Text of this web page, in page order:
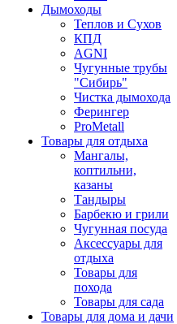
Дымоходы
Теплов и Сухов
КПД
AGNI
Чугунные трубы
"Сибирь"
Чистка дымохода
Ферингер
ProMetall
Товары для отдыха
Мангалы,
коптильни,
казаны
Тандыры
Барбекю и грили
Чугунная посуда
Аксессуары для
отдыха
Товары для
похода
Товары для сада
Товары для дома и дачи